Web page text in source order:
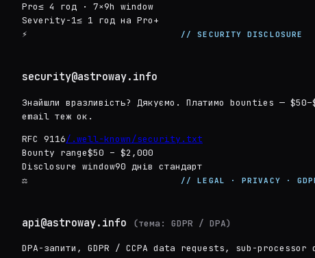
Pro≤ 4 год · 7×9h window
Severity-1≤ 1 год на Pro+
⚡
// SECURITY DISCLOSURE
security@astroway.info
Знайшли вразливість? Дякуємо. Платимо bounties —
email теж ок.
RFC 9116/.well-known/security.txt
Bounty range$50 – $2,000
Disclosure window90 днів стандарт
⚖
// LEGAL · PRIVACY ·
api@astroway.info (тема: GDPR / DPA)
DPA-запити, GDPR / CCPA data requests, sub-processor